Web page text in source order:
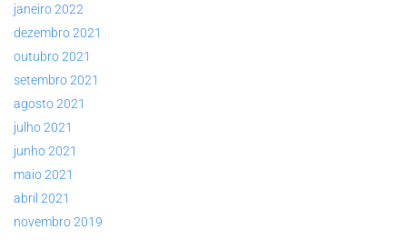
janeiro 2022
dezembro 2021
outubro 2021
setembro 2021
agosto 2021
julho 2021
junho 2021
maio 2021
abril 2021
novembro 2019